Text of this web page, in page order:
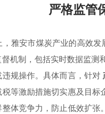
严格监管
雅安市煤炭产业的高效
机制，包括实时数据监
规操作。具体而言，针对
等激励措施切实惠及目
体竞争力，防止低效扩张